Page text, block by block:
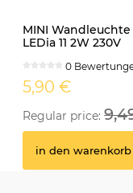
MINI Wandleuchte
LEDia 11 2W 230V
0
5,90 €
Regular price:
in den warenkorb